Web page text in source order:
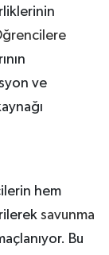
ve
hem
savunma
Bu